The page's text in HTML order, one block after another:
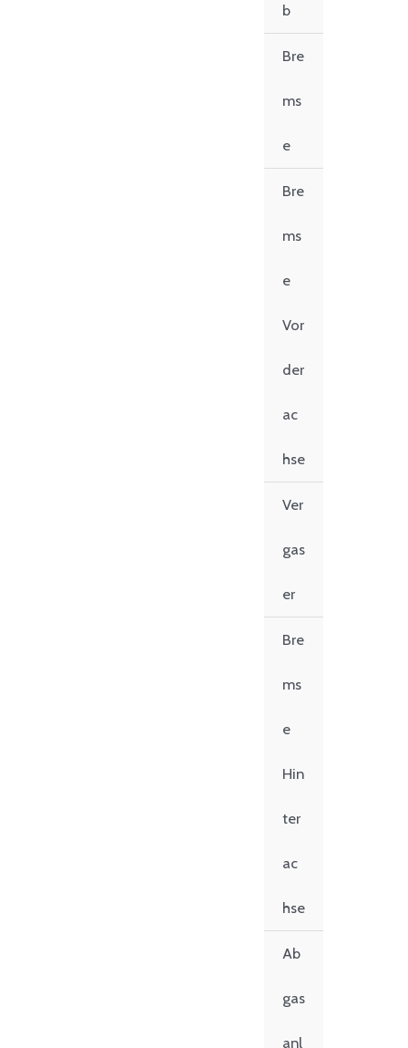
b
Bre
ms
e
Bre
ms
e
Vor
der
ac
hse
Ver
gas
er
Bre
ms
e
Hin
ter
ac
hse
Ab
gas
anl